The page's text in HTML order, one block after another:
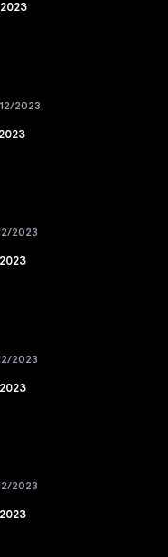
2023
2023
2023
2023